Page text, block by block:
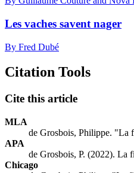
Les vaches savent nager
By Fred Dubé
Citation Tools
Cite this article
MLA
de Grosbois, Philippe. "La
APA
de Grosbois, P. (2022). La
Chicago